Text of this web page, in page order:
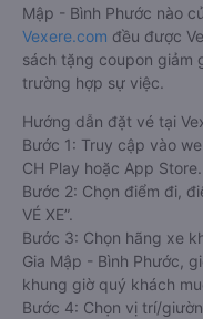
Mập - Bình Phước nào
Vexere.com đều được
sách tặng coupon giảm
trường hợp sự việc.
Hướng dẫn đặt vé tại
Bước 1: Truy cập vào
CH Play hoặc App Store.
Bước 2: Chọn điểm đi,
VÉ XE”.
Bước 3: Chọn hãng xe
Gia Mập - Bình Phước,
khung giờ quý khách
Bước 4: Chọn vị trí/